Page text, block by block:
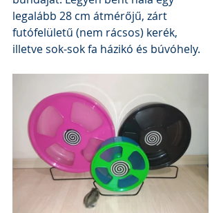
legalább 28 cm átmérőjű, zárt
futófelületű (nem rácsos) kerék,
illetve sok-sok fa házikó és búvóhely.